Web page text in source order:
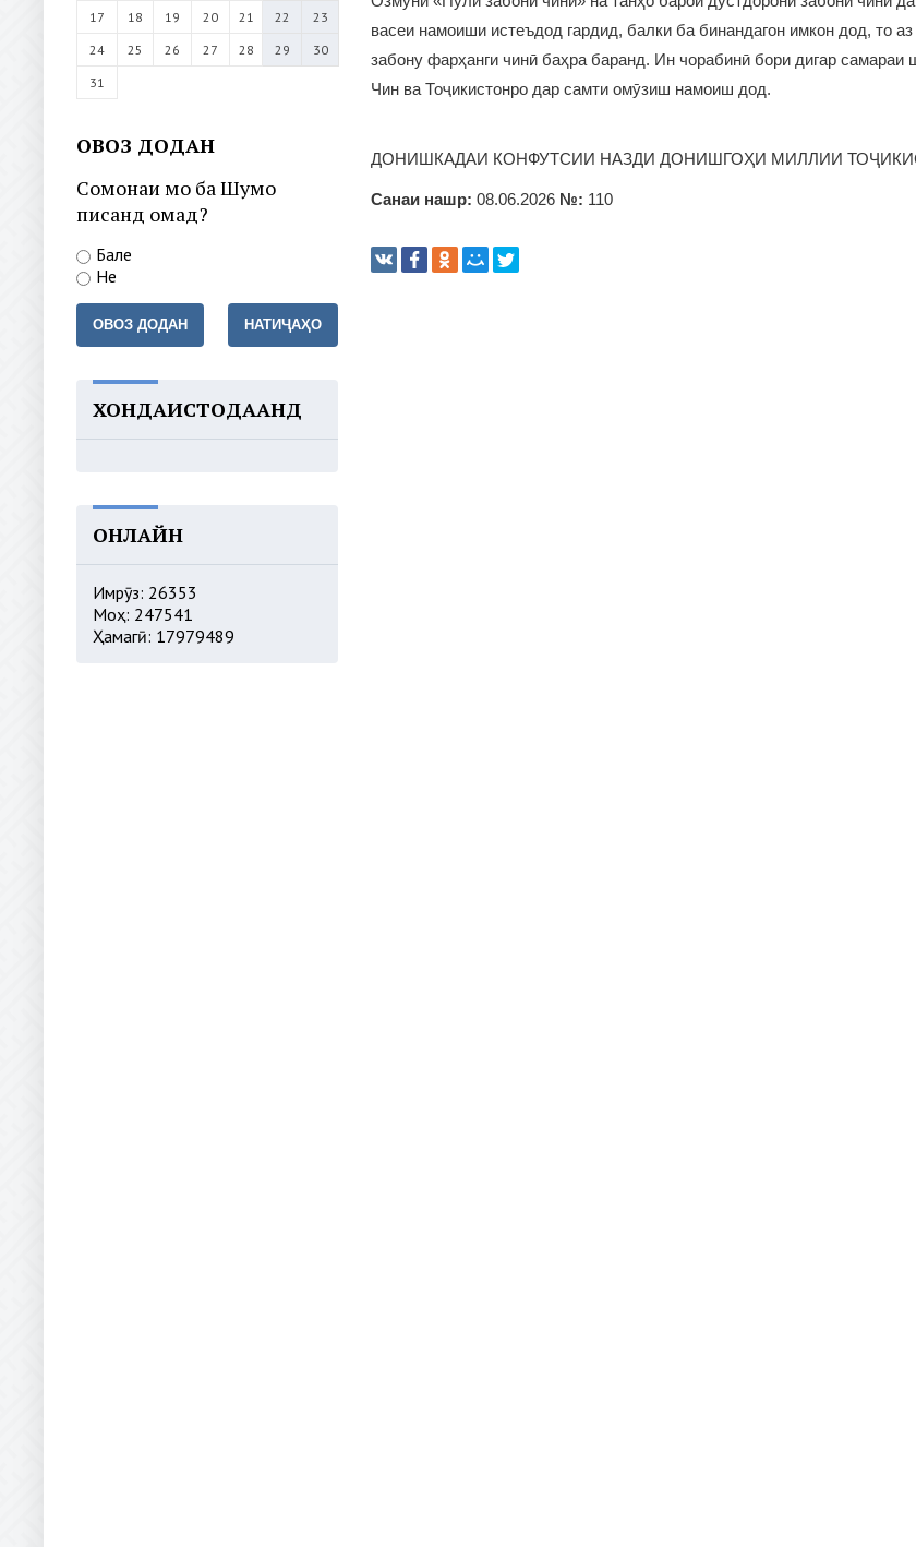
17
18 19 20 21 22
23
24
25 26 27 28 29
30
31
ОВОЗ ДОДАН
Сомонаи мо ба Шумо
писанд омад?
Бале
Не
ОВОЗ ДОДАН НАТИҶАҲО
ХОНДАИСТОДААНД
ОНЛАЙН
Имрӯз: 26353
Моҳ: 247541
Ҳамагӣ: 17979489
васеи намоиши истеъдод гардид, балки ба бинандагон имкон дод, то аз
забону фарҳанги чинӣ баҳра баранд. Ин чорабинӣ бори дигар самараи
Чин ва Тоҷикистонро дар самти омӯзиш намоиш дод.
ДОНИШКАДАИ КОНФУТСИИ НАЗДИ ДОНИШГОҲИ МИЛЛИИ
Санаи нашр: 08.06.2026 №: 110